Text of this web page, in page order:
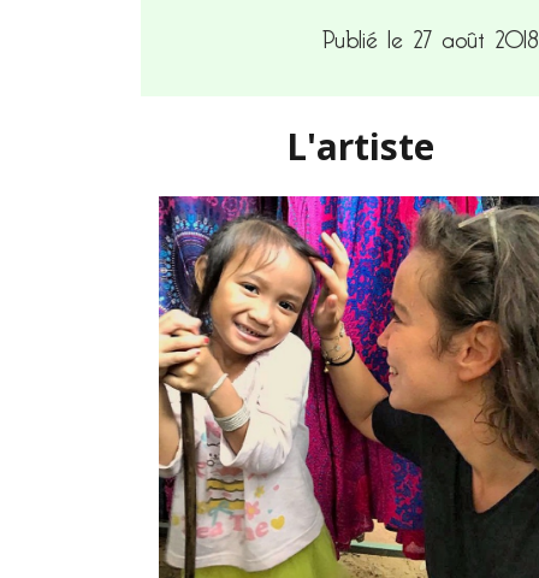
Publié le 27 août
L'artiste